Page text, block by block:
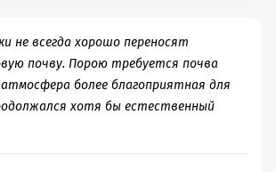
не всегда хорошо переносят
почву. Порою требуется почва
более благоприятная для
хотя бы естественный